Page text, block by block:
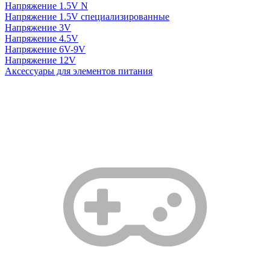
Напряжение 1.5V N
Напряжение 1.5V специализированные
Напряжение 3V
Напряжение 4.5V
Напряжение 6V-9V
Напряжение 12V
Аксессуары для элементов питания